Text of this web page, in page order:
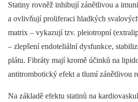
Statiny rovněž inhibují zánětlivou a
a ovlivňují proliferaci hladkých
matrix –⁠ vykazují tzv. pleiotropní
–⁠ zlepšení endoteliální dysfunkce,
plátu. Fibráty mají kromě účinků na
anti­trombotický efekt a tlumí zánětlivou
Na základě efektu statinů na